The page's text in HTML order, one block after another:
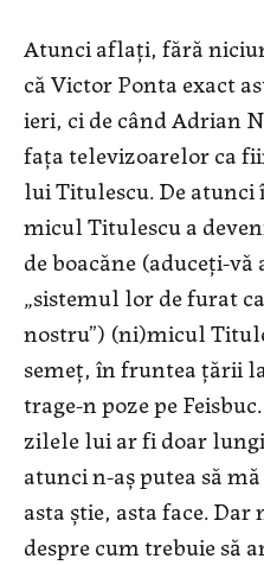
Atunci aflați, fără
că Victor Ponta exact
ieri, ci de când Adrian
fața televizoarelor ca
lui Titulescu. De
micul Titulescu a
de boacăne (aduceți-vă
„sistemul lor de furat
nostru”) (ni)micul
semeț, în fruntea țării
trage-n poze pe
zilele lui ar fi doar
atunci n-aș putea să
asta știe, asta face.
despre cum trebuie să